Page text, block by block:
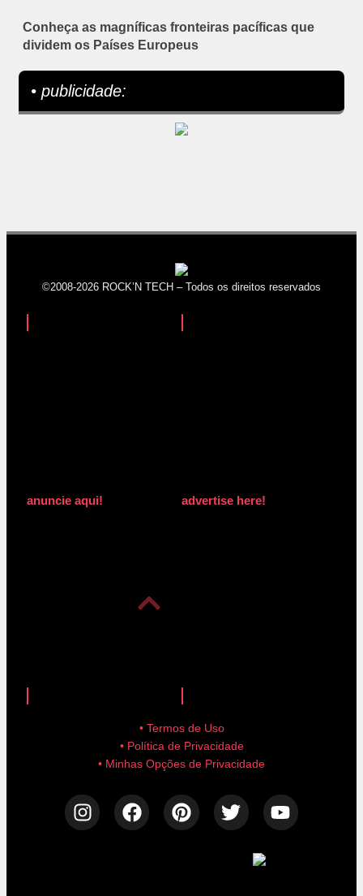
Conheça as magníficas fronteiras pacíficas que
dividem os Países Europeus
• publicidade:
©2008-2026 ROCK’N TECH – Todos os direitos reservados
anuncie aqui! advertise here!
• Termos de Uso
• Política de Privacidade
• Minhas Opções de Privacidade